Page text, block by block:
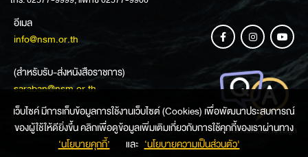
อีเมล
info@nsm.or.th
(สำหรับรับ-ส่งหนังสือราชการ)
saraban@nsm.or.th
ช่องทางการสอบถามข้อมูล
เว็บไซค์ มีการเก็บข้อมูลการใช้งานเว็บไซต์ (Cookies) เพื่อพัฒนาประสบการณ์
ของผู้ใช้ให้ดียิ่งขึ้น คลิกเพื่อดูข้อมูลเพิ่มเติมเกี่ยวกับการใช้คุกกี้ของเราผ่านทาง
‘นโยบายคุกกี้’
และ ‘นโยบายความเป็นส่วนตัว'